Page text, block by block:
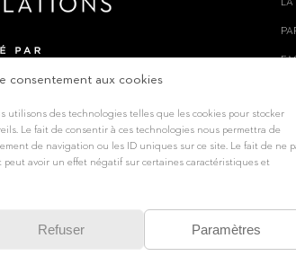
consentement aux cookies
utilisons des technologies telles que les cookies pour stocker
Le fait de consentir à ces technologies nous permettra de
de navigation ou les ID uniques sur ce site. Le fait de ne
avoir un effet négatif sur certaines caractéristiques et
Refuser Paramètres
LA